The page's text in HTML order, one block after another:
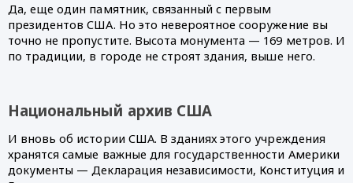
Да, еще один памятник, связанный с первым
президентов США. Но это невероятное сооружение вы
точно не пропустите. Высота монумента — 169 метров. И
по традиции, в городе не строят здания, выше него.
Национальный архив США
И вновь об истории США. В зданиях этого учреждения
хранятся самые важные для государственности Америки
документы — Декларация независимости, Конституция и